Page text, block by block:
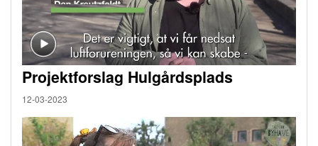
Projektforslag Hulgårdsplads
12-03-2023